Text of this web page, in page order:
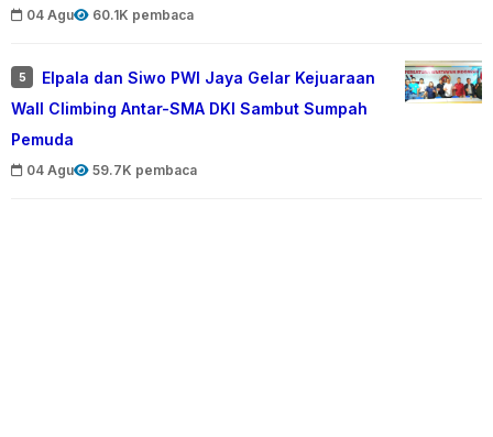
04 Agu 60.1K pembaca
5
Elpala dan Siwo PWI Jaya Gelar Kejuaraan
Wall Climbing Antar-SMA DKI Sambut Sumpah
Pemuda
04 Agu 59.7K pembaca